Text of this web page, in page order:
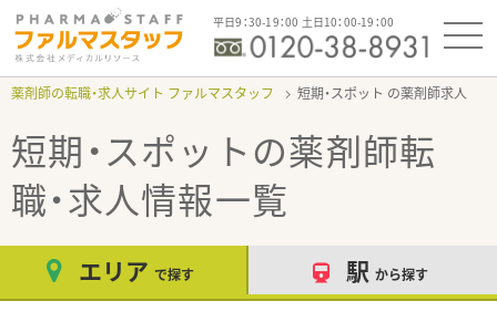
平日9：30-19：00 土日10：00-19：00
薬剤師の転職・求人サイト ファルマスタッフ 短期・スポット
短期・スポットの薬剤師転
職・求人情報一覧
エリア で探す 駅 から探す